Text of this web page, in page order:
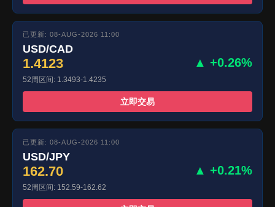
已更新: 08-AUG-2026 11:00
USD/CAD
1.4123 ▲ +0.26%
52周区间: 1.3493-1.4235
立即交易
已更新: 08-AUG-2026 11:00
USD/JPY
162.70 ▲ +0.21%
52周区间: 152.59-162.62